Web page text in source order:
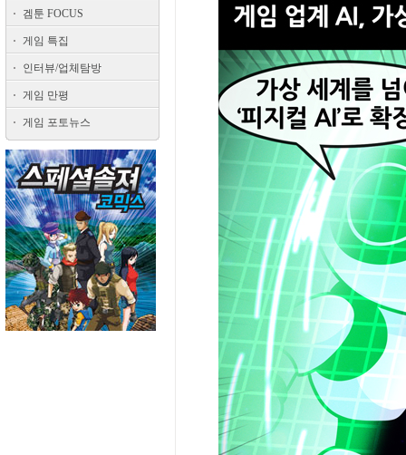
겜툰 FOCUS
게임 특집
인터뷰/업체탐방
게임 만평
게임 포토뉴스